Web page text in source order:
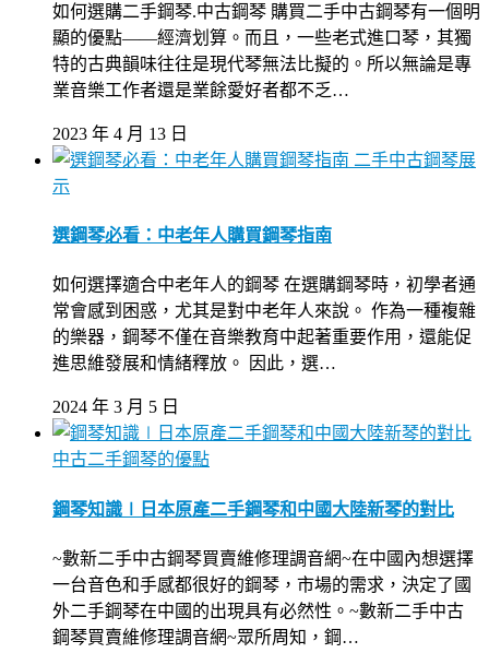
如何選購二手鋼琴.中古鋼琴 購買二手中古鋼琴有一個明
顯的優點——經濟划算。而且，一些老式進口琴，其獨
特的古典韻味往往是現代琴無法比擬的。所以無論是專
業音樂工作者還是業餘愛好者都不乏…
2023 年 4 月 13 日
二手中古鋼琴展
示
選鋼琴必看：中老年人購買鋼琴指南
如何選擇適合中老年人的鋼琴 在選購鋼琴時，初學者通
常會感到困惑，尤其是對中老年人來說。 作為一種複雜
的樂器，鋼琴不僅在音樂教育中起著重要作用，還能促
進思維發展和情緒釋放。 因此，選…
2024 年 3 月 5 日
中古二手鋼琴的優點
鋼琴知識∣日本原產二手鋼琴和中國大陸新琴的對比
~數新二手中古鋼琴買賣維修理調音網~在中國內想選擇
一台音色和手感都很好的鋼琴，市場的需求，決定了國
外二手鋼琴在中國的出現具有必然性。~數新二手中古
鋼琴買賣維修理調音網~眾所周知，鋼…